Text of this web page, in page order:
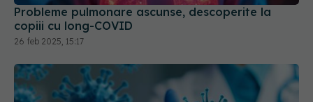
26 feb 2025, 15:17